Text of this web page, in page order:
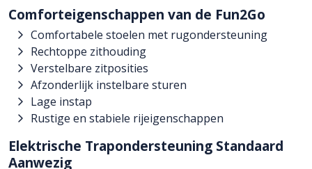
Comforteigenschappen van de Fun2Go
Comfortabele stoelen met rugondersteuning
Rechtoppe zithouding
Verstelbare zitposities
Afzonderlijk instelbare sturen
Lage instap
Rustige en stabiele rijeigenschappen
Elektrische Trapondersteuning Standaard
Aanwezig